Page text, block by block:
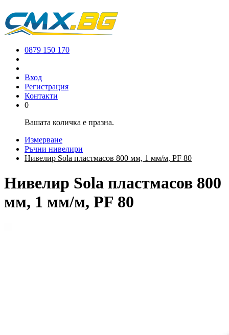
0879 150 170
Вход
Регистрация
Контакти
0
Вашата количка е празна.
Измерване
Ръчни нивелири
Нивелир Sola пластмасов 800 мм, 1 мм/м, PF 80
Нивелир Sola пластмасов 800
мм, 1 мм/м, PF 80